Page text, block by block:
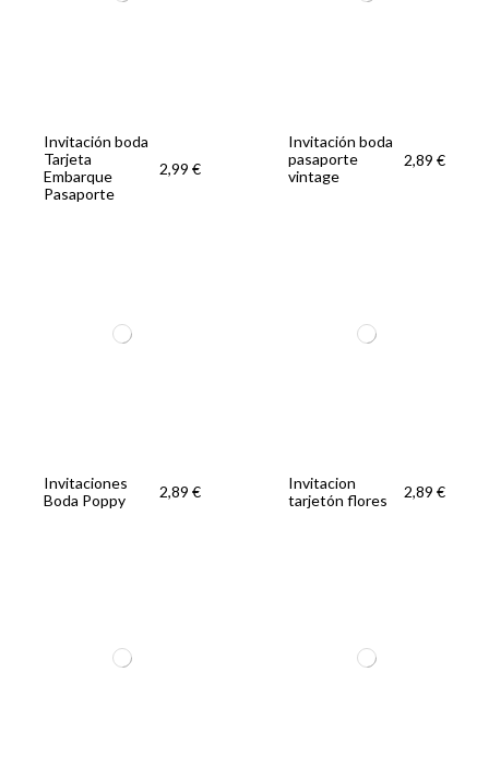
Invitación boda
Tarjeta
Embarque
Pasaporte
2,99 €
Invitación boda
pasaporte
vintage
2,89 €
Invitaciones
Boda Poppy
2,89 €
Invitacion
tarjetón flores
2,89 €